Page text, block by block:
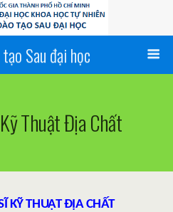
Sau đại học
Thuật Địa Chất
KỸ THUẬT ĐỊA CHẤT